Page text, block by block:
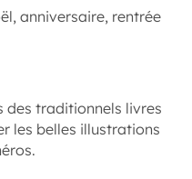
anniversaire, rentrée
des traditionnels livres
les belles illustrations